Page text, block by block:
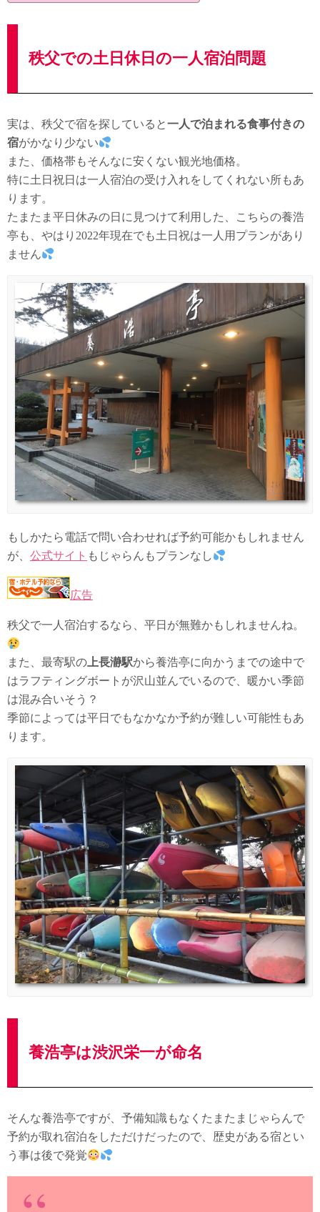
秩父での土日休日の一人宿泊問題
実は、秩父で宿を探していると一人で泊まれる食事付きの
宿がかなり少ない
また、価格帯もそんなに安くない観光地価格。
特に土日祝日は一人宿泊の受け入れをしてくれない所もあ
ります。
たまたま平日休みの日に見つけて利用した、こちらの養浩
亭も、やはり2022年現在でも土日祝は一人用プランがあり
ません
もしかたら電話で問い合わせれば予約可能かもしれません
が、 公式サイト もじゃらんもプランなし
広告
秩父で一人宿泊するなら、平日が無難かもしれませんね。
また、最寄駅の上長瀞駅から養浩亭に向かうまでの途中で
はラフティングボートが沢山並んでいるので、暖かい季節
は混み合いそう？
季節によっては平日でもなかなか予約が難しい可能性もあ
ります。
養浩亭は渋沢栄一が命名
そんな養浩亭ですが、予備知識もなくたまたまじゃらんで
予約が取れ宿泊をしただけだったので、歴史がある宿とい
う事は後で発覚